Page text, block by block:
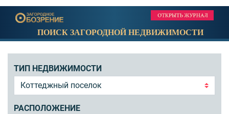
ПОИСК ЗАГОРОДНОЙ НЕДВИЖИМОСТИ
ТИП НЕДВИЖИМОСТИ
РАСПОЛОЖЕНИЕ